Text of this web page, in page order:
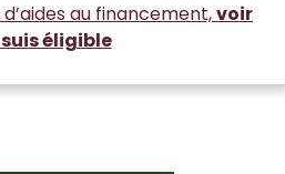
au financement,voir
éligible